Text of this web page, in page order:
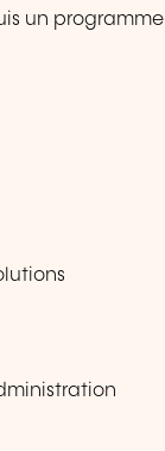
un programme